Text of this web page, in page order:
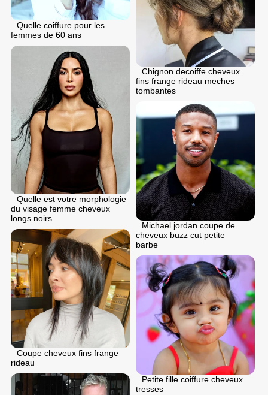
Quelle coiffure pour les
femmes de 60 ans
Chignon dеcoiffе cheveux
fins frange rideau meches
tombantes
Quelle est votre morphologie
du visage femme cheveux
longs noirs
Michael jordan coupe de
cheveux buzz cut petite
barbe
Coupe cheveux fins frange
rideau
Petite fille coiffure cheveux
tresses